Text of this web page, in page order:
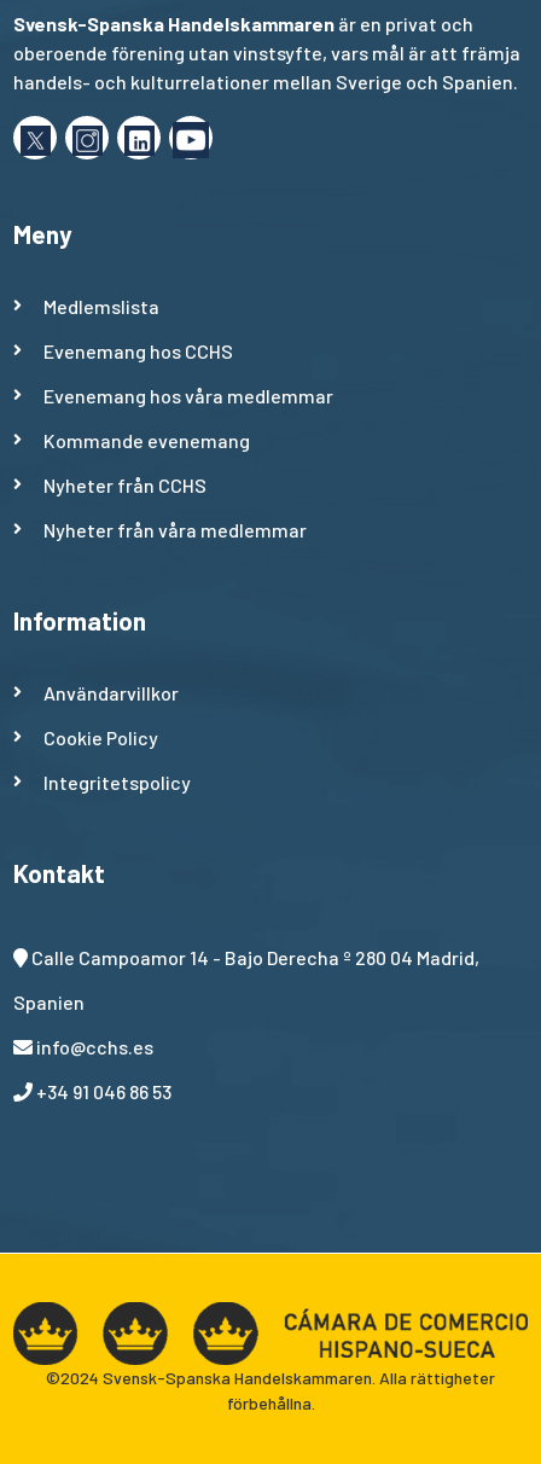
Svensk-Spanska Handelskammaren är en privat och
oberoende förening utan vinstsyfte, vars mål är att främja
handels- och kulturrelationer mellan Sverige och Spanien.
Meny
Medlemslista
Evenemang hos CCHS
Evenemang hos våra medlemmar
Kommande evenemang
Nyheter från CCHS
Nyheter från våra medlemmar
Information
Användarvillkor
Cookie Policy
Integritetspolicy
Kontakt
Calle Campoamor 14 - Bajo Derecha º 280 04 Madrid,
Spanien
info@cchs.es
+34 91 046 86 53
©2024 Svensk-Spanska Handelskammaren. Alla rättigheter
förbehållna.